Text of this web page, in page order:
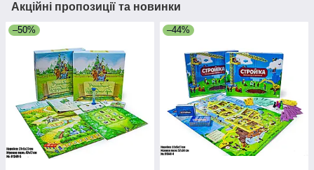
Акційні пропозиції та новинки
–50% –44%